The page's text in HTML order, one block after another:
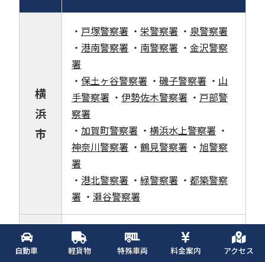
自動車 軽貨物 特殊車両 料金案内 アクセス
横
浜
市
・ 戸塚警察署 ・ 栄警察署 ・ 泉警察署
・ 港南警察署 ・ 南警察署 ・ 金沢警察
署
・ 保土ヶ谷警察署 ・ 磯子警察署 ・ 山
手警察署 ・ 伊勢佐木警察署 ・ 戸部警
察署
・ 加賀町警察署 ・ 横浜水上警察署 ・
神奈川警察署 ・ 鶴見警察署 ・ 旭警察
署
・ 港北警察署 ・ 緑警察署 ・ 都築警察
署 ・ 瀬谷警察署
崎
・川崎警察署・ ・
署・ 宮前警察署 ・ 高津警察署
多摩